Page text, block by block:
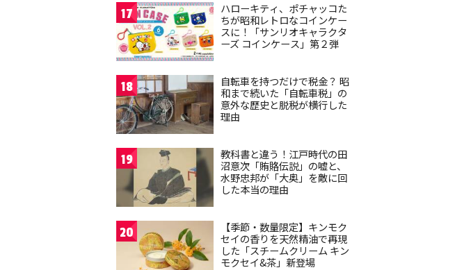
17
ハローキティ、ポチャッコた
ちが昭和レトロなコインケー
スに！「サンリオキャラクタ
ーズ コインケース」第２弾
18
自転車を持つだけで税金？ 昭
和まで続いた「自転車税」の
意外な歴史と脱税が横行した
理由
19
教科書と違う！江戸時代の田
沼意次「賄賂伝説」の嘘と、
水野忠邦が「大奥」を敵に回
した本当の理由
20
【季節・数量限定】キンモク
セイの香りを天然精油で再現
した「スチームクリーム キン
モクセイ&茶」新登場